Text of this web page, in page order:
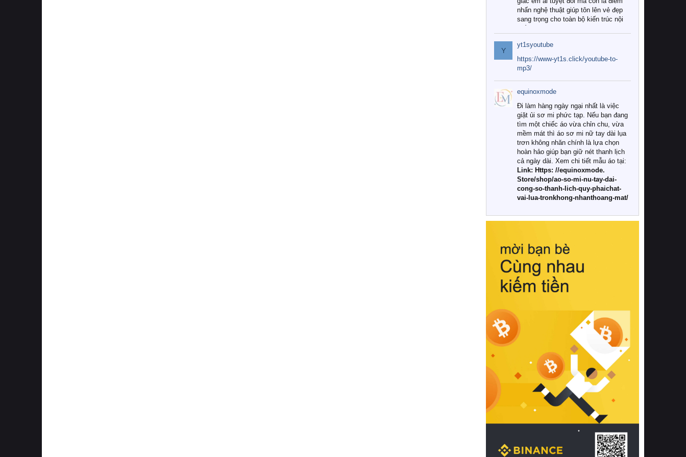
nhấn nghệ thuật giúp tôn lên vẻ đẹp
sang trọng cho toàn bộ kiến trúc nội
Tuy nhiên, giữa thị trường đa dạng
với vô vàn thương hiệu và mẫu mã
như hiện nay, làm thế nào để chọn
được những bộ chăn ga gối đệm cao
cấp thực sự chất lượng, phù hợp với
khí hậu và nhu cầu sử dụng của gia
đình? Hãy cùng chúng tôi đi tìm lời
giải đáp chi tiết qua bài viết dưới đây.
1. Tại sao các gia đình hiện đại lại ưa
chuộng chăn ga gối đệm cao cấp?
Khác với các dòng sản phẩm thông
thường, những bộ chăn ga gối đệm
cao cấp trải qua quy trình sản xuất
nghiêm ngặt từ khâu chọn lọc nguyên
liệu tự nhiên đến công nghệ dệt
nhuộm hiện đại không chứa hóa chất
này, bạn sẽ cảm nhận rõ rệt sự khác
hồi chuẩn xác của phần đệm nâng đỡ
cột sống.
Bên cạnh đó, việc lựa chọn các dòng
sản phẩm đạt chuẩn chất lượng quốc
tế còn giúp ngăn ngừa tình trạng kích
khuẩn và nấm mốc trong điều kiện
thời tiết nóng ẩm. Bạn có thể tìm hiểu
thêm các nghiên cứu khoa học về tác
động của giấc ngủ và môi trường
phòng ngủ đối với sức khỏe con
người tại Sleep Foundation (External
Link) để có cái nhìn toàn diện hơn.
2. Các tiêu chí vàng khi lựa chọn
chăn ga gối đệm cao cấp cho phòng
ngủ
Để sở hữu một bộ chăn ga gối đệm
cao cấp hoàn hảo cả về thẩm mỹ lẫn
công năng, người tiêu dùng cần cân
nhắc kỹ lưỡng các tiêu chí quan trọng
Y
yt1syoutube
https://www-yt1s.click/youtube-to-
mp3/
equinoxmode
Đi làm hàng ngày ngại nhất là việc
giặt ủi sơ mi phức tạp. Nếu bạn đang
tìm một chiếc áo vừa chỉn chu, vừa
mềm mát thì áo sơ mi nữ tay dài lụa
trơn không nhăn chính là lựa chọn
hoàn hảo giúp bạn giữ nét thanh lịch
cả ngày dài. Xem chi tiết mẫu áo tại:
Link: Https: //equinoxmode.
Store/shop/ao-so-mi-nu-tay-dai-
cong-so-thanh-lich-quy-phaichat-
vai-lua-tronkhong-nhanthoang-mat/